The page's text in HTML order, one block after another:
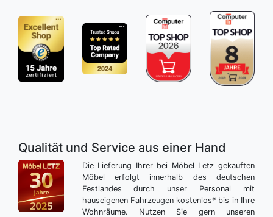
Qualität und Service aus einer Hand
Die Lieferung Ihrer bei Möbel Letz gekauften
Möbel erfolgt innerhalb des deutschen
Festlandes durch unser Personal mit
hauseigenen Fahrzeugen kostenlos* bis in Ihre
Wohnräume. Nutzen Sie gern unseren